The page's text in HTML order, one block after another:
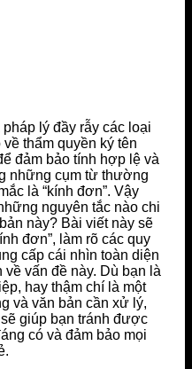
lý đầy rẫy các loại
thẩm quyền ký tên
đảm bảo tính hợp lệ và
những cụm từ thường
là “kính đơn”. Vậy
nguyên tắc nào chi
này? Bài viết này sẽ
đơn”, làm rõ các quy
cấp cái nhìn toàn diện
vấn đề này. Dù bạn là
hay thậm chí là một
và văn bản cần xử lý,
giúp bạn tránh được
có và đảm bảo mọi